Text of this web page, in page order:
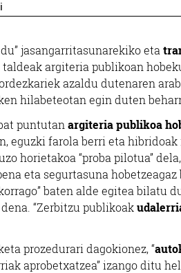
jasangarritasunarekiko eta
taldeak argiteria publikoan
azaldu dutenaren
hilabeteotan egin duten
puntutan argiteria publikoa
eguzki farola berri eta
horietakoa “proba pilotua”
eta segurtasuna
baten alde egitea bilatu
“Zerbitzu publikoak
prozedurari dagokionez, “
aprobetxatzea” izango ditu